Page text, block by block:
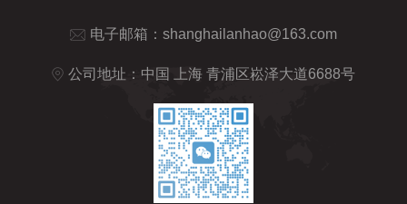
电子邮箱： shanghailanhao@163.com
公司地址：中国 上海 青浦区崧泽大道6688号